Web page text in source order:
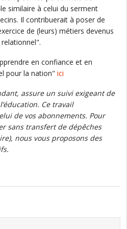
similaire à celui du serment
Il contribuerait à poser de
de (leurs) métiers devenus
en confiance et en
pour la nation" ici
assure un suivi exigeant de
Ce travail
de vos abonnements. Pour
sans transfert de dépêches
nous vous proposons des